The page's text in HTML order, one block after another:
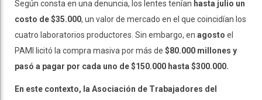
Según consta en una denuncia, los lentes tenían hasta julio un
costo de $35.000, un valor de mercado en el que coincidían los
cuatro laboratorios productores. Sin embargo, en agosto el
PAMI licitó la compra masiva por más de $80.000 millones y
pasó a pagar por cada uno de $150.000 hasta $300.000.
En este contexto, la Asociación de Trabajadores del